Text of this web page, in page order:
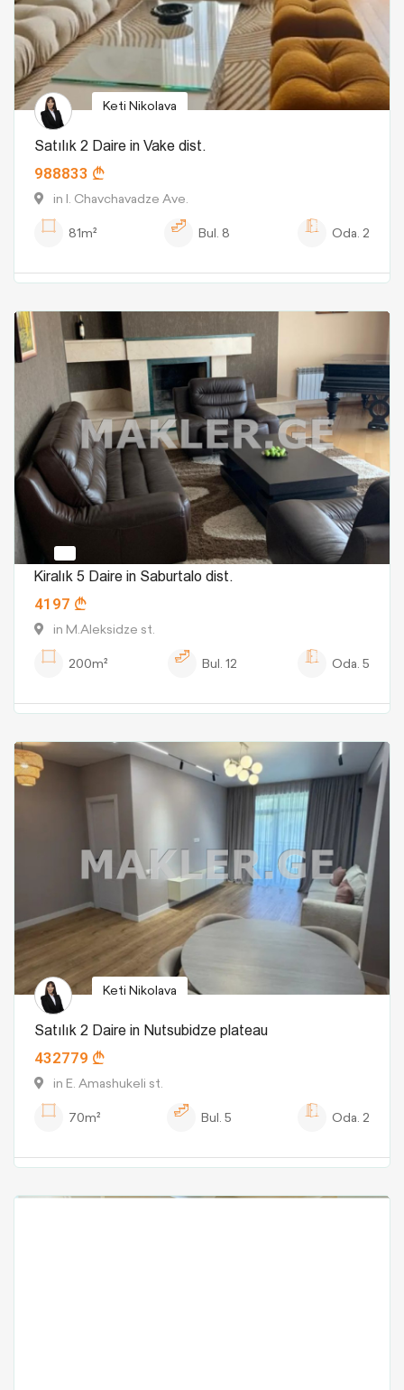
Keti Nikolava
Satılık 2 Daire in Vake dist.
988833
in I. Chavchavadze Ave.
81m²
Bul. 8 Oda. 2
Kiralık 5 Daire in Saburtalo dist.
4197
in M.Aleksidze st.
200m²
Bul. 12 Oda. 5
Keti Nikolava
Satılık 2 Daire in Nutsubidze plateau
432779
in E. Amashukeli st.
70m²
Bul. 5 Oda. 2